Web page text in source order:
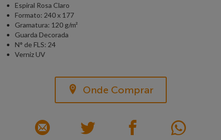
Espiral Rosa Claro
Formato: 240 x 177
Gramatura: 120 g/m²
Guarda Decorada
N° de FLS: 24
Verniz UV
Onde Comprar